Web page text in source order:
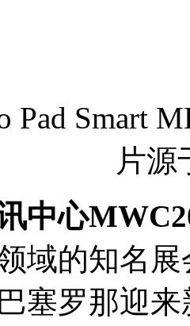
Pad Smart
片源
中心
域的知名
塞罗那迎